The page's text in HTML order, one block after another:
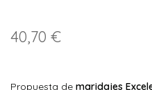
40,70 €
Propuesta de maridajes